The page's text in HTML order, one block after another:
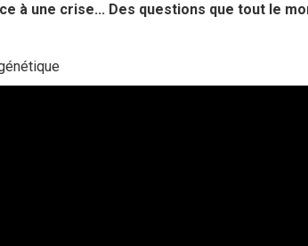
à une crise... Des questions que tout le